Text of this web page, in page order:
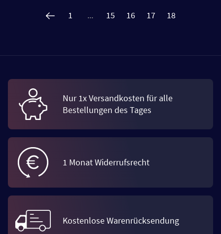
1 ... 15 16 17 18
Nur 1x Versandkosten für alle
Bestellungen des Tages
1 Monat Widerrufsrecht
Kostenlose Warenrücksendung